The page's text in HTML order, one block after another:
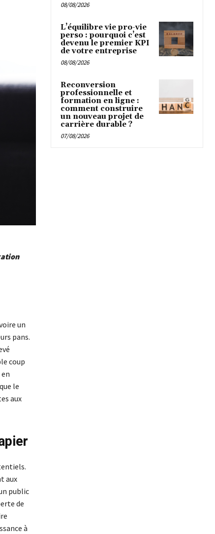
un
pans.
coup
le
aux
aux
public
de
à
08/08/2026
L’équilibre vie pro-vie
perso : pourquoi c’est
devenu le premier KPI
de votre entreprise
08/08/2026
Reconversion
professionnelle et
formation en ligne :
comment construire
un nouveau projet de
carrière durable ?
07/08/2026